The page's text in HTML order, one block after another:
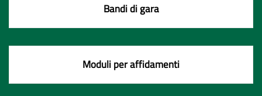
Bandi di gara
Moduli per affidamenti